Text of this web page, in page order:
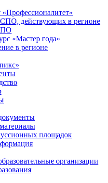
действующих в регионе
«Мастер года»
в регионе
площадок
организации